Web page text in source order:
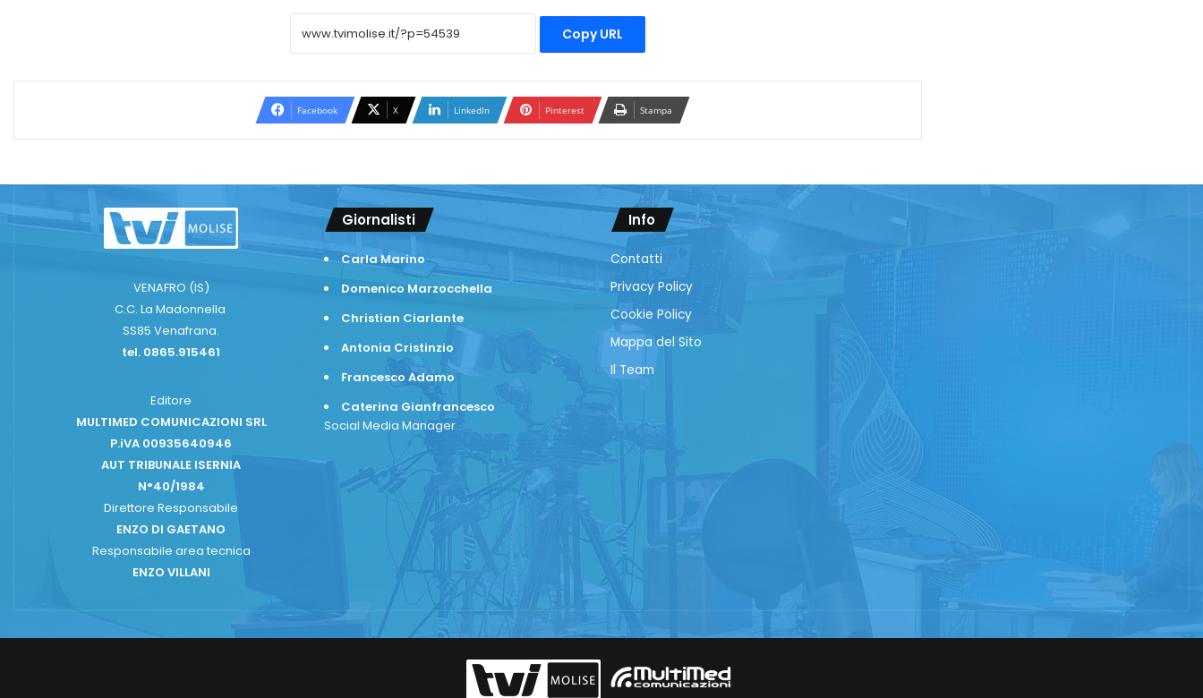
Copy URL
Facebook X LinkedIn Pinterest Stampa
VENAFRO (IS)
C.C. La Madonnella
SS85 Venafrana.
tel. 0865.915461
Editore
MULTIMED COMUNICAZIONI SRL
P.iVA 00935640946
AUT TRIBUNALE ISERNIA
N°40/1984
Direttore Responsabile
ENZO DI GAETANO
Responsabile area tecnica
ENZO VILLANI
Giornalisti
Carla Marino
Domenico Marzocchella
Christian Ciarlante
Antonia Cristinzio
Francesco Adamo
Caterina Gianfrancesco
Social Media Manager
Info
Contatti
Privacy Policy
Cookie Policy
Mappa del Sito
Il Team